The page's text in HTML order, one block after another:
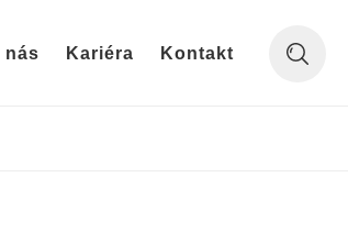
nás Kariéra Kontakt